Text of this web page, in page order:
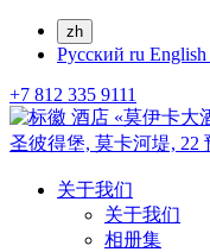
zh
Русский ru English
+7 812 335 9111
圣彼得堡, 莫卡河堤, 22
关于我们
关于我们
相册集